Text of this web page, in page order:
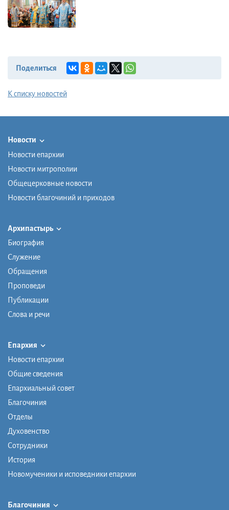
Поделиться
К списку новостей
Новости
Новости епархии
Новости митрополии
Общецерковные новости
Новости благочиний и приходов
Архипастырь
Биография
Служение
Обращения
Проповеди
Публикации
Слова и речи
Епархия
Новости епархии
Общие сведения
Епархиальный совет
Благочиния
Отделы
Духовенство
Сотрудники
История
Новомученики и исповедники епархии
Благочиния